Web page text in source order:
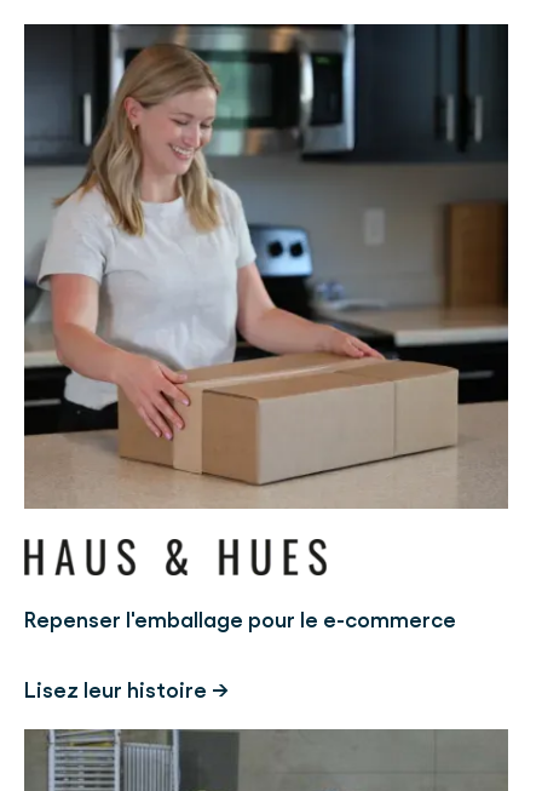
Repenser l'emballage pour le e-commerce
Lisez leur histoire →